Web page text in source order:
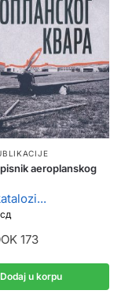
aeroplanskog
173
Dodaj u korpu